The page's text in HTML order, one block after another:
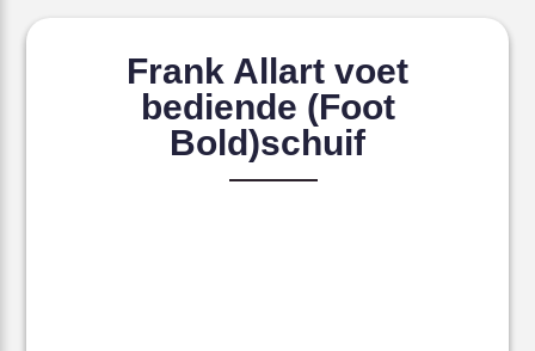
Frank Allart voet
bediende (Foot
Bold)schuif